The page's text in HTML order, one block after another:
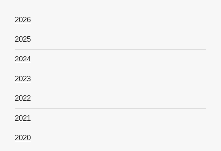
2026
2025
2024
2023
2022
2021
2020